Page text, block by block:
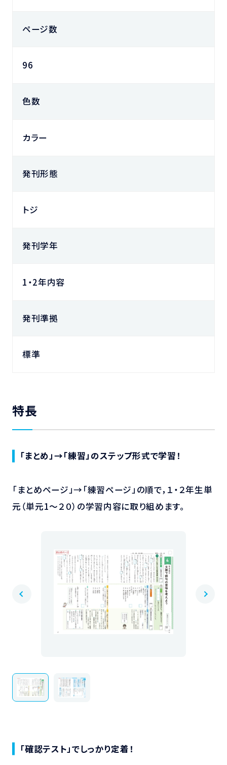
ページ数
96
色数
カラー
発刊形態
トジ
発刊学年
1・2年内容
発刊準拠
標準
特長
「まとめ」→「練習」のステップ形式で学習！
「まとめページ」→「練習ページ」の順で，１・２年生単
元（単元1～２０）の学習内容に取り組めます。
「確認テスト」でしっかり定着！